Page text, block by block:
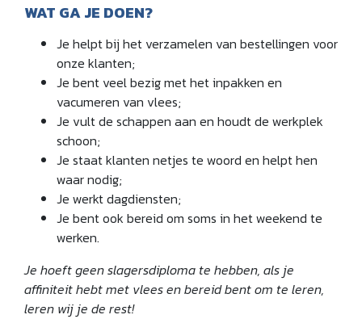
WAT GA JE DOEN?
Je helpt bij het verzamelen van bestellingen voor
onze klanten;
Je bent veel bezig met het inpakken en
vacumeren van vlees;
Je vult de schappen aan en houdt de werkplek
schoon;
Je staat klanten netjes te woord en helpt hen
waar nodig;
Je werkt dagdiensten;
Je bent ook bereid om soms in het weekend te
werken.
Je hoeft geen slagersdiploma te hebben, als je
affiniteit hebt met vlees en bereid bent om te leren,
leren wij je de rest!